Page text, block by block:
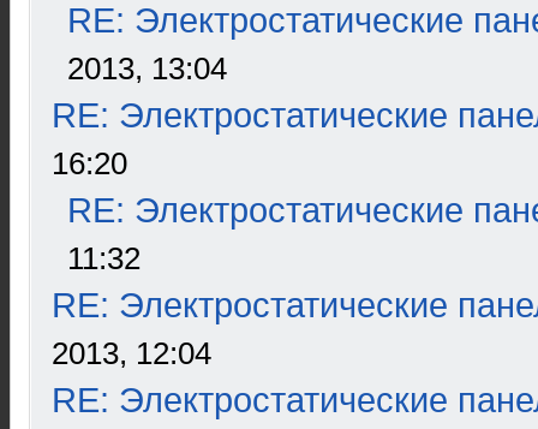
RE: Электростатические
2013, 13:04
RE: Электростатические
16:20
RE: Электростатические
11:32
RE: Электростатические
2013, 12:04
RE: Электростатические